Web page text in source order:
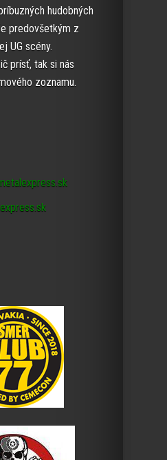
hudobných
predovšetkým z
UG scény.
prísť, tak si nás
zoznamu.